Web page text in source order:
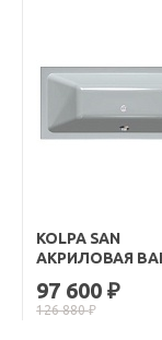
KOLPA SAN
АКРИЛОВАЯ
ELEKTRA BASIS
97 600₽
126 880₽